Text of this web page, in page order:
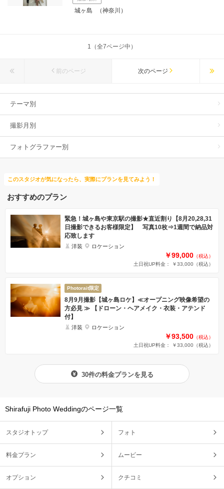
城ヶ島 （神奈川）
1（全7ページ中）
前のページ 次のページ
テーマ別
撮影月別
フォトグラファー別
このスタジオが気になったら、実際にプランを見てみよう！
おすすめのプラン
緊急！城ヶ島や東京駅の撮影★直近割り【8月20,28,31
日撮影できるお客様限定】 写真10枚⇒1週間で納品対
応致します
洋装 ロケーション
￥99,000 （税込）
土日祝UP料金： ￥33,000 （税込）
Photorait限定
8月9月撮影【城ヶ島ロケ】≪オープニング映像希望の
方必見 ≫ 【ドローン・ヘアメイク・衣装・アテンド
付】
洋装 ロケーション
￥93,500 （税込）
土日祝UP料金： ￥33,000 （税込）
30件の料金プランを見る
Shirafuji Photo Weddingのページ一覧
スタジオトップ フォト
料金プラン ムービー
オプション クチコミ